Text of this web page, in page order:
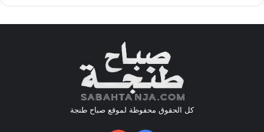
كل الحقوق محفوظة لموقع صباح طنجة